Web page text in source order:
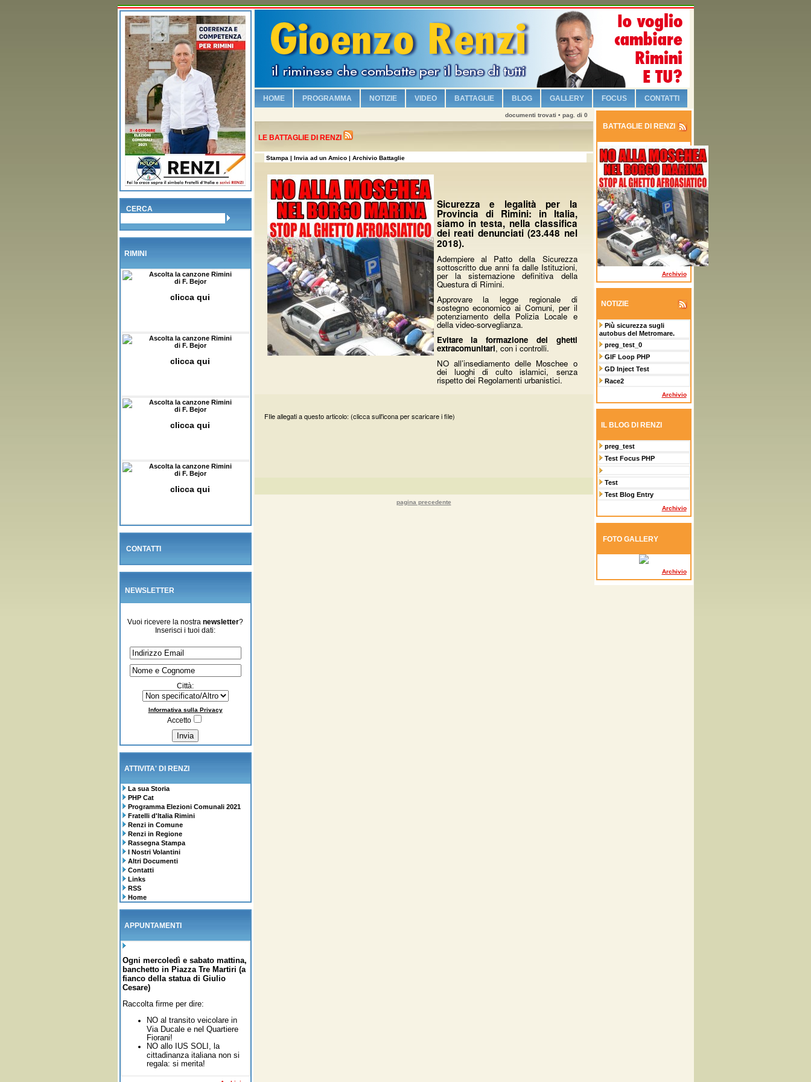
CERCA
RIMINI
Ascolta la canzone Rimini
di F. Bejor
clicca qui
Ascolta la canzone Rimini
di F. Bejor
clicca qui
Ascolta la canzone Rimini
di F. Bejor
clicca qui
Ascolta la canzone Rimini
di F. Bejor
clicca qui
CONTATTI
NEWSLETTER
Vuoi ricevere la nostra newsletter?
Inserisci i tuoi dati:
Città:
Informativa sulla Privacy
Accetto
ATTIVITA' DI RENZI
La sua Storia
PHP Cat
Programma Elezioni Comunali 2021
Fratelli d'Italia Rimini
Renzi in Comune
Renzi in Regione
Rassegna Stampa
I Nostri Volantini
Altri Documenti
Contatti
Links
RSS
Home
APPUNTAMENTI
Ogni mercoledì e sabato mattina,
banchetto in Piazza Tre Martiri (a
fianco della statua di Giulio
Cesare)
Raccolta firme per dire:
NO al transito veicolare in
Via Ducale e nel Quartiere
Fiorani!
NO allo IUS SOLI, la
cittadinanza italiana non si
regala: si merita!
HOME PROGRAMMA
Vogliamo sicurezza e legalità!
Riqualifichiamo il lungomare con i parcheggi e la zona turistica!
Sosteniamo i commercianti riminesi!
Salvaguardiamo la nostra identità culturale!
No alla Moschea nel Borgo Marina!
Piscina olimpionica e nuovi impianti sportivi!
Valorizziamo la famiglia!
NOTIZIE VIDEO BATTAGLIE BLOG GALLERY FOCUS CONTATTI
documenti trovati • pag. di 0
LE BATTAGLIE DI RENZI
Stampa | Invia ad un Amico| Archivio Battaglie
Sicurezza e legalità per la
Provincia di Rimini: in Italia,
siamo in testa, nella classifica
dei reati denunciati (23.448 nel
2018).
Adempiere al Patto della Sicurezza
sottoscritto due anni fa dalle Istituzioni,
per la sistemazione definitiva della
Questura di Rimini.
Approvare la legge regionale di
sostegno economico ai Comuni, per il
potenziamento della Polizia Locale e
della video-sorveglianza.
Evitare la formazione dei ghetti
extracomunitari, con i controlli.
NO all’insediamento delle Moschee o
dei luoghi di culto islamici, senza
rispetto dei Regolamenti urbanistici.
FIle allegati a questo articolo: (clicca sull'icona per scaricare i file)
pagina precedente
BATTAGLIE DI RENZI
Archivio
NOTIZIE
Più sicurezza sugli
autobus del Metromare.
preg_test_0
GIF Loop PHP
GD Inject Test
Race2
Archivio
IL BLOG DI RENZI
preg_test
Test Focus PHP
Test
Test Blog Entry
Archivio
FOTO GALLERY
Archivio